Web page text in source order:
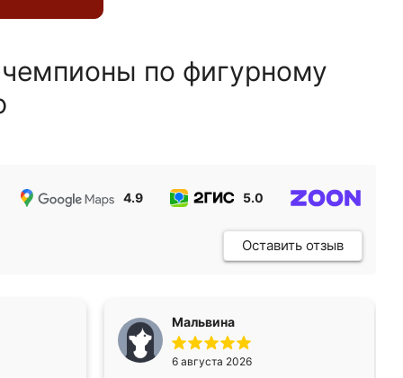
по фигурному
4.9 5.0
Оставить отзыв
Мальвина
6 августа 2026